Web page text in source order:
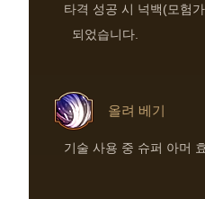
타격 성공 시 넉백(모험
되었습니다.
올려 베기
기술 사용 중 슈퍼 아머